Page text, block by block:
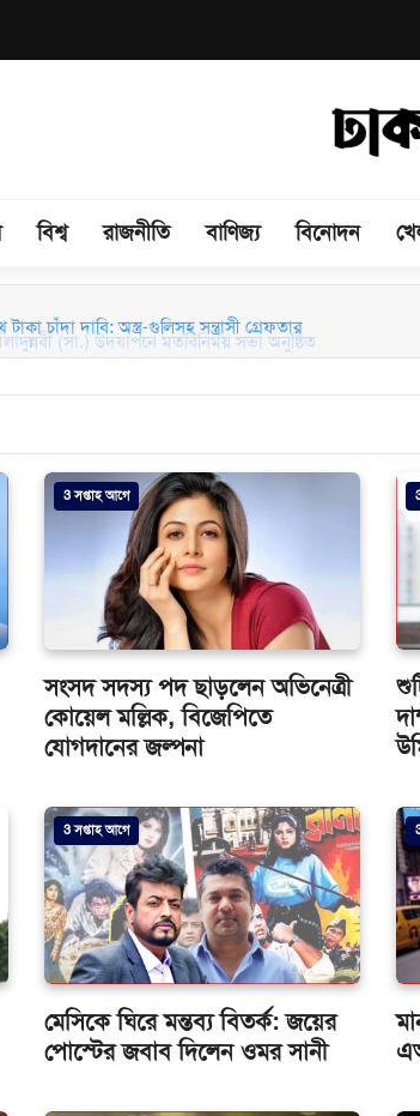
বিশ্ব রাজনীতি বাণিজ্য বিনোদন
(সা.) উদযাপনে মতবিনিময় সভা অনুষ্ঠিত
3 সপ্তাহ আগে
সংসদ সদস্য পদ ছাড়লেন অভিনেত্রী
কোয়েল মল্লিক, বিজেপিতে
যোগদানের জল্পনা
3 সপ্তাহ আগে
মেসিকে ঘিরে মন্তব্য বিতর্ক: জয়ের
পোস্টের জবাব দিলেন ওমর সানী